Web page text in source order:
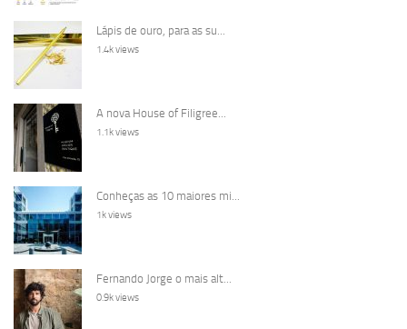
Lápis de ouro, para as su...
1.4k views
A nova House of Filigree...
1.1k views
Conheças as 10 maiores mi...
1k views
Fernando Jorge o mais alt...
0.9k views